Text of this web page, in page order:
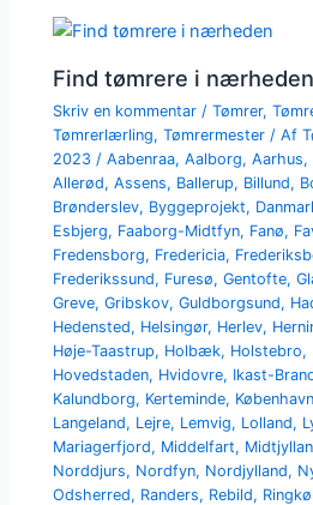
Find tømrere i nærheden
Skriv en kommentar /Tømrer,
Tømrerlærling,Tømrermester / Af
2023 /Aabenraa,Aalborg,Aarhus,
Allerød,Assens, Ballerup, Billund,
Brønderslev, Byggeprojekt,
Esbjerg, Faaborg-Midtfyn, Fanø,
Fredensborg, Fredericia,
Frederikssund, Furesø,Gentofte,
Greve,Gribskov,Guldborgsund,
Hedensted, Helsingør, Herlev,
Høje-Taastrup, Holbæk, Holstebro,
Hovedstaden, Hvidovre, Ikast-
Kalundborg, Kerteminde, København
Langeland, Lejre, Lemvig, Lolland,
Mariagerfjord, Middelfart,
Norddjurs, Nordfyn, Nordjylland,
Odsherred, Randers, Rebild,